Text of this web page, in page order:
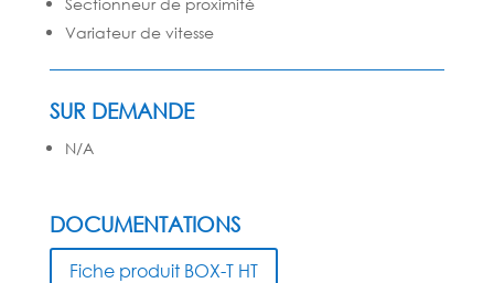
Variateur de vitesse
SUR DEMANDE
N/A
DOCUMENTATIONS
Fiche produit BOX-T HT